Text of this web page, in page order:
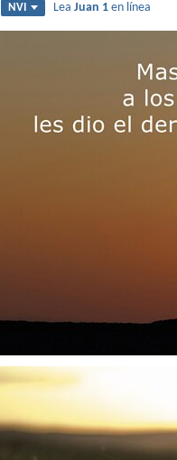
NVI LeaJuan 1 en línea